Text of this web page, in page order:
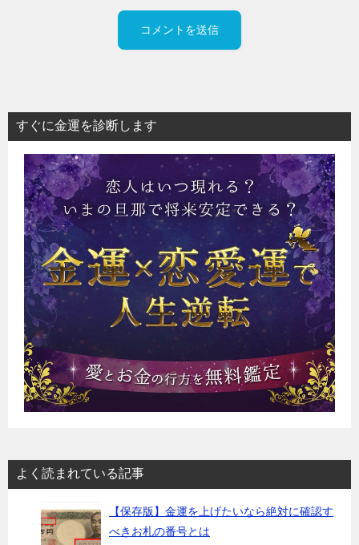
すぐに金運を診断します
よく読まれている記事
【保存版】金運を上げたいなら絶対に確認す
べきお札の番号とは